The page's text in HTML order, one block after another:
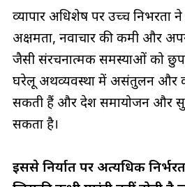
व्यापार अधिशेष पर उच्च निर्भरता
अक्षमता, नवाचार की कमी और
जैसी संरचनात्मक समस्याओं को
घरेलू अर्थव्यवस्था में असंतुलन और
सकती हैं और देश समायोजन और
सकता है।
इससे निर्यात पर अत्यधिक